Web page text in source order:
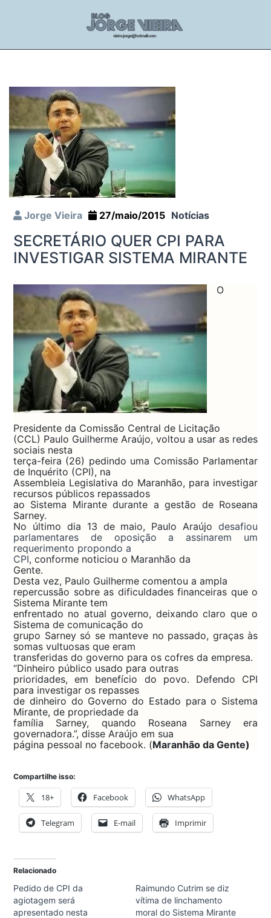
Jorge Vieira 27/maio/2015 Notícias
SECRETÁRIO QUER CPI PARA
INVESTIGAR SISTEMA MIRANTE
O
Presidente da Comissão Central de Licitação
(CCL) Paulo Guilherme Araújo, voltou a usar as redes
sociais nesta
terça-feira (26) pedindo uma Comissão Parlamentar
de Inquérito (CPI), na
Assembleia Legislativa do Maranhão, para investigar
recursos públicos repassados
ao Sistema Mirante durante a gestão de Roseana
Sarney.
No último dia 13 de maio, Paulo Araújo desafiou
parlamentares de oposição a assinarem um
requerimento propondo a
CPI, conforme noticiou o Maranhão da
Gente.
Desta vez, Paulo Guilherme comentou a ampla
repercussão sobre as dificuldades financeiras que o
Sistema Mirante tem
enfrentado no atual governo, deixando claro que o
Sistema de comunicação do
grupo Sarney só se manteve no passado, graças às
somas vultuosas que eram
transferidas do governo para os cofres da empresa.
“Dinheiro público usado para outras
prioridades, em benefício do povo. Defendo CPI
para investigar os repasses
de dinheiro do Governo do Estado para o Sistema
Mirante, de propriedade da
família Sarney, quando Roseana Sarney era
governadora.”, disse Araújo em sua
página pessoal no facebook. (Maranhão da Gente)
Compartilhe isso:
18+ Facebook WhatsApp
Telegram E-mail Imprimir
Relacionado
Pedido de CPI da
agiotagem será
apresentado nesta
Raimundo Cutrim se diz
vítima de linchamento
moral do Sistema Mirante